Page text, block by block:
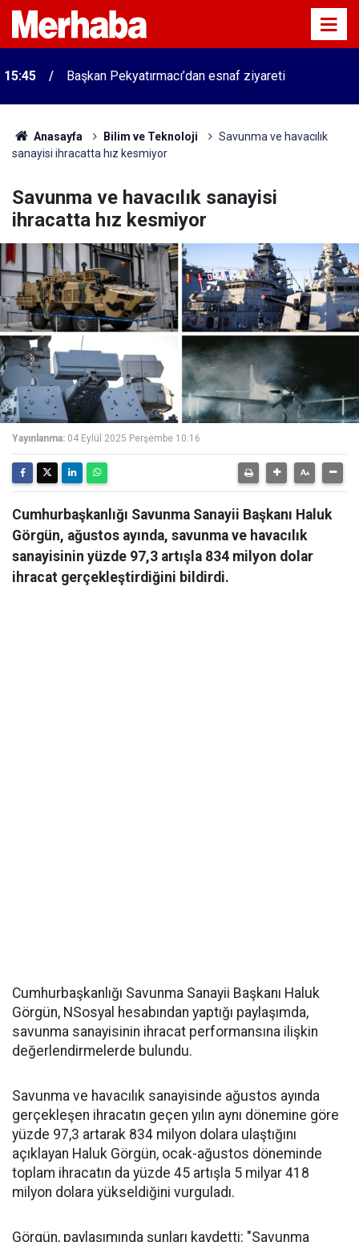
15:45 Başkan Pekyatırmacı’dan esnaf ziyareti
Anasayfa Bilim ve Teknoloji
Savunma ve havacılık
sanayisi ihracatta hız kesmiyor
Savunma ve havacılık sanayisi
ihracatta hız kesmiyor
Yayınlanma: 04 Eylül 2025 Perşembe 10:16
Cumhurbaşkanlığı Savunma Sanayii Başkanı Haluk
Görgün, ağustos ayında, savunma ve havacılık
sanayisinin yüzde 97,3 artışla 834 milyon dolar
ihracat gerçekleştirdiğini bildirdi.
Cumhurbaşkanlığı Savunma Sanayii Başkanı Haluk
Görgün, NSosyal hesabından yaptığı paylaşımda,
savunma sanayisinin ihracat performansına ilişkin
değerlendirmelerde bulundu.
Savunma ve havacılık sanayisinde ağustos ayında
gerçekleşen ihracatın geçen yılın aynı dönemine göre
yüzde 97,3 artarak 834 milyon dolara ulaştığını
açıklayan Haluk Görgün, ocak-ağustos döneminde
toplam ihracatın da yüzde 45 artışla 5 milyar 418
milyon dolara yükseldiğini vurguladı.
Görgün, paylaşımında şunları kaydetti: "Savunma